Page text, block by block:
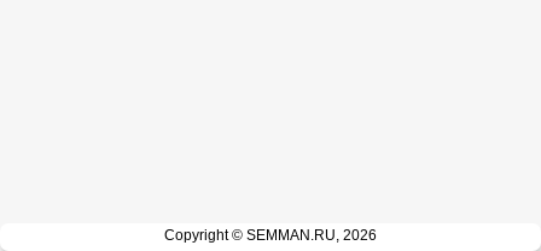
Copyright © SEMMAN.RU, 2026